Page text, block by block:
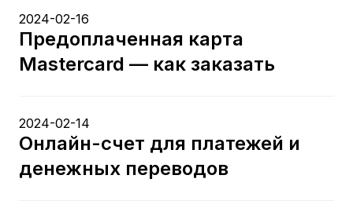
2024-02-16
Предоплаченная карта
Mastercard — как заказать
2024-02-14
Онлайн-счет для платежей и
денежных переводов